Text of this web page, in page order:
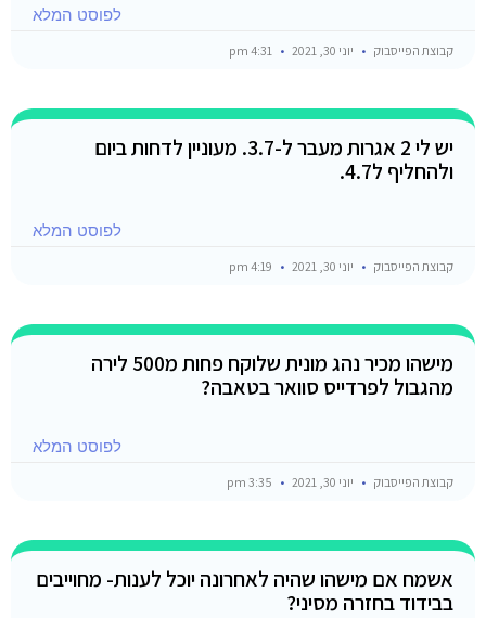
לפוסט המלא
קבוצת הפייסבוק יוני 30, 2021
יש לי 2 אגרות מעבר ל-3.7. מעוניין לדחות ביום
ולהחליף ל4.7.
לפוסט המלא
קבוצת הפייסבוק יוני 30, 2021
מישהו מכיר נהג מונית שלוקח פחות מ500 לירה
מהגבול לפרדייס סוואר בטאבה?
לפוסט המלא
קבוצת הפייסבוק יוני 30, 2021
אשמח אם מישהו שהיה לאחרונה יוכל לענות- מחוייבים
בבידוד בחזרה מסיני?